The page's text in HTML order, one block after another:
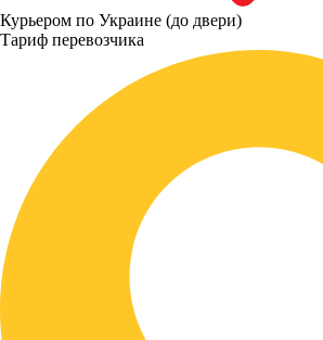
Курьером по Украине (до двери)
Тариф перевозчика